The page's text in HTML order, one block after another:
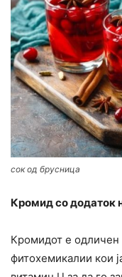
сок од брусница
Кромид со додаток
Кромидот е одличен
фитохемикалии кои